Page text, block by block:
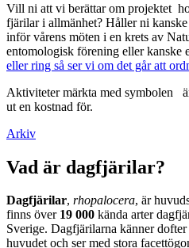
Vill ni att vi berättar om projektet
fjärilar i allmänhet? Håller ni
inför vårens möten i en krets av
entomologisk förening eller kanske
eller ring så ser vi om det går att
Aktiviteter märkta med symbolen
ut en kostnad för.
Arkiv
Vad är dagfjärilar?
Dagfjärilar, rhopalocera, är
finns över 19 000 kända arter
Sverige. Dagfjärilarna känner
huvudet och ser med stora